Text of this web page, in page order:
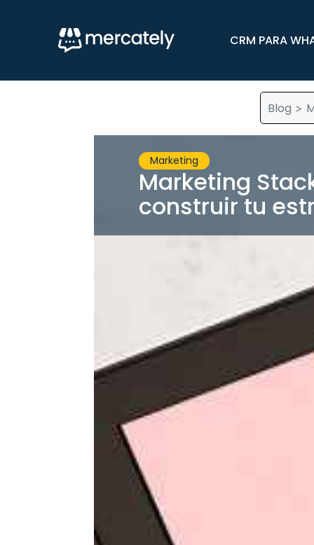
CRM PARA
Blog >
Marketing
Marketing
construir tu